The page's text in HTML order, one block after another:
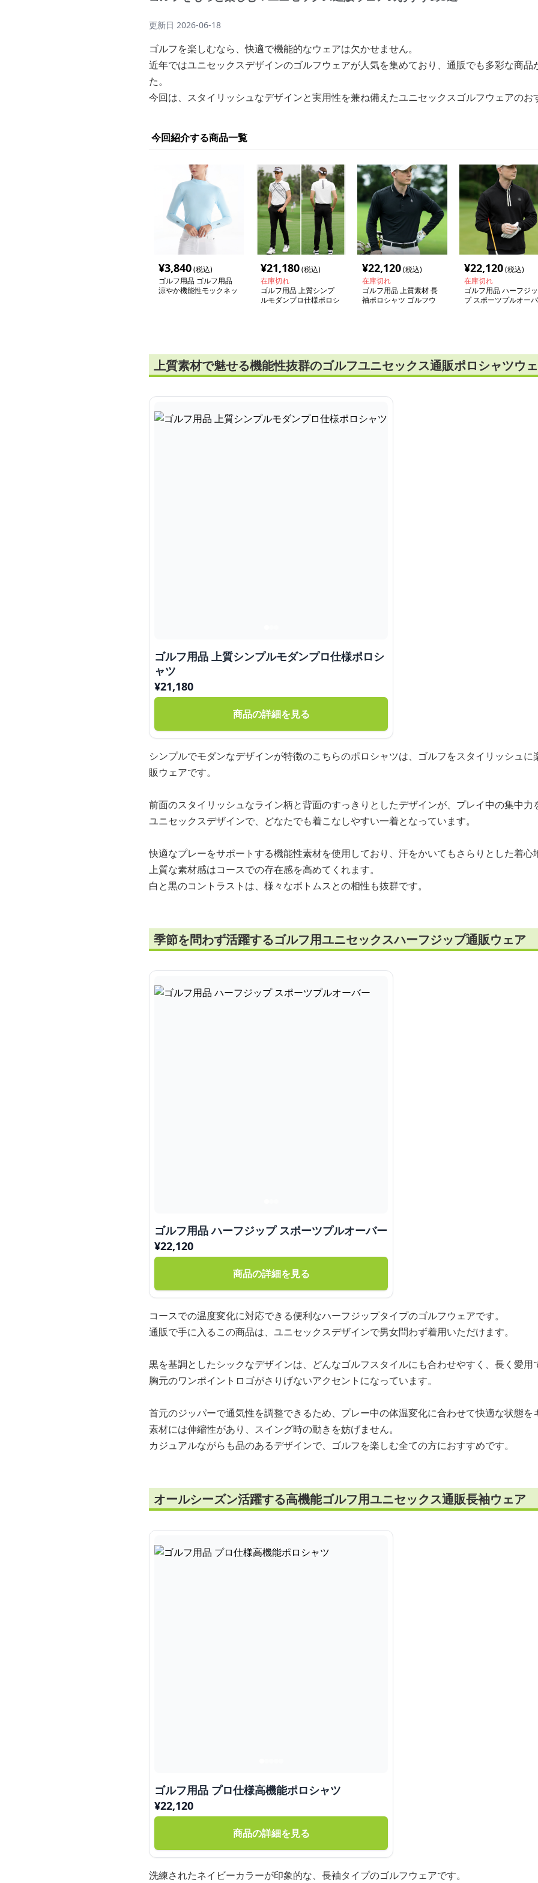
更新日 2026-06-18
ゴルフを楽しむなら、快適で機能的なウェアは欠かせません。
近年ではユニセックスデザインのゴルフウェアが人気を集めており、通販でも多彩な商品
た。
今回は、スタイリッシュなデザインと実用性を兼ね備えたユニセックスゴルフウェアのお
今回紹介する商品一覧
¥3,840(税込)
ゴルフ用品 ゴルフ用品
涼やか機能性モックネッ
¥21,180(税込)
在庫切れ
ゴルフ用品 上質シンプ
ルモダンプロ仕様ポロシ
¥22,120(税込)
在庫切れ
ゴルフ用品 上質素材 長
袖ポロシャツ ゴルフウ
¥22,120(税込)
在庫切れ
ゴルフ用品 ハーフジッ
プ スポーツプルオーバ
上質素材で魅せる機能性抜群のゴルフユニセックス通販ポロシャツウ
ゴルフ用品 上質シンプルモダンプロ仕様ポロシ
ャツ
¥21,180
商品の詳細を見る
シンプルでモダンなデザインが特徴のこちらのポロシャツは、ゴルフをスタイリッシュに
販ウェアです。
前面のスタイリッシュなライン柄と背面のすっきりとしたデザインが、プレイ中の集中力
ユニセックスデザインで、どなたでも着こなしやすい一着となっています。
快適なプレーをサポートする機能性素材を使用しており、汗をかいてもさらりとした着心
上質な素材感はコースでの存在感を高めてくれます。
白と黒のコントラストは、様々なボトムスとの相性も抜群です。
季節を問わず活躍するゴルフ用ユニセックスハーフジップ通販ウェア
ゴルフ用品 ハーフジップ スポーツプルオーバー
¥22,120
商品の詳細を見る
コースでの温度変化に対応できる便利なハーフジップタイプのゴルフウェアです。
通販で手に入るこの商品は、ユニセックスデザインで男女問わず着用いただけます。
黒を基調としたシックなデザインは、どんなゴルフスタイルにも合わせやすく、長く愛用
胸元のワンポイントロゴがさりげないアクセントになっています。
首元のジッパーで通気性を調整できるため、プレー中の体温変化に合わせて快適な状態を
素材には伸縮性があり、スイング時の動きを妨げません。
カジュアルながらも品のあるデザインで、ゴルフを楽しむ全ての方におすすめです。
オールシーズン活躍する高機能ゴルフ用ユニセックス通販長袖ウェア
ゴルフ用品 プロ仕様高機能ポロシャツ
¥22,120
商品の詳細を見る
洗練されたネイビーカラーが印象的な、長袖タイプのゴルフウェアです。